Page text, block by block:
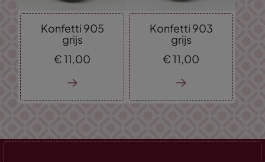
Konfetti 905
grijs
€11,00
Konfetti 903
grijs
€11,00